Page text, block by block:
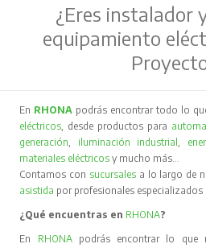
¿Eres instalador
equipamiento
En RHONA podrás encontrar todo lo
eléctricos, desde productos para
generación, iluminación industrial,
materiales eléctricos y mucho más…
Contamos con sucursales a lo largo de
asistida por profesionales especializados
¿Qué encuentras en RHONA?
En RHONA podrás encontrar lo que